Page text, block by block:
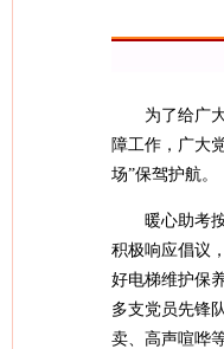
为了给广
障工作，广大
场”保驾护航。
暖心助考
积极响应倡议
好电梯维护保
多支党员先锋
卖、高声喧哗